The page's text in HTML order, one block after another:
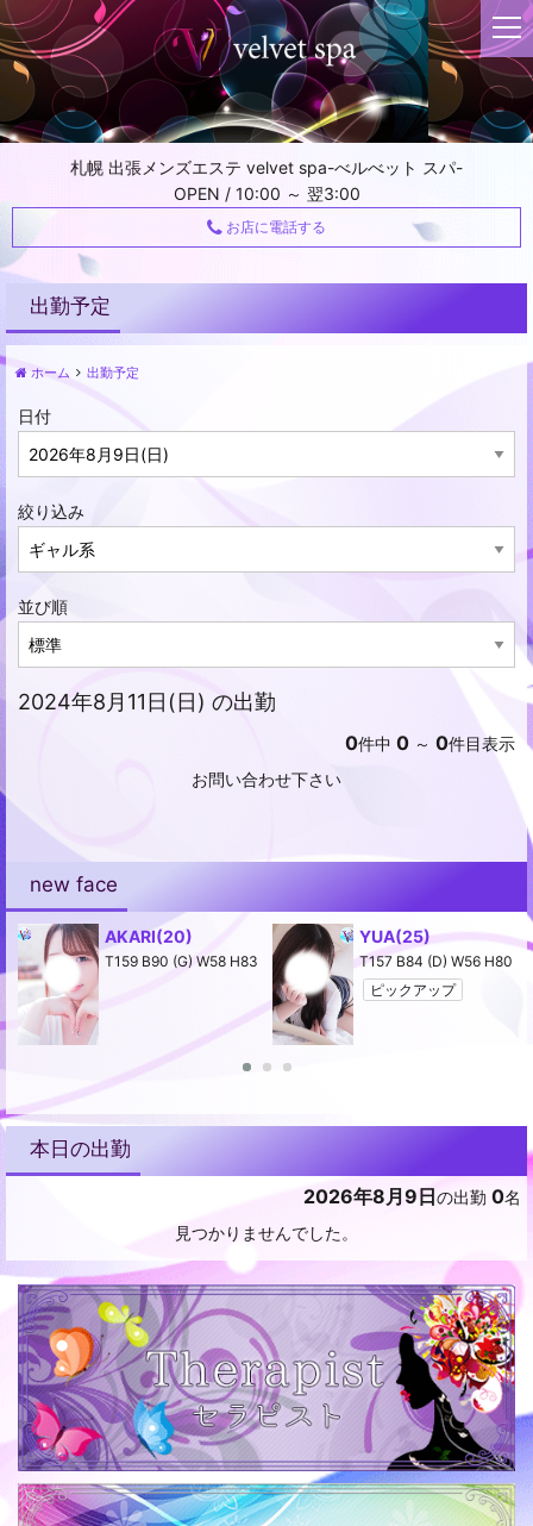
札幌 出張メンズエステ velvet spa-べルべット スパ-
OPEN / 10:00 ～ 翌3:00
お店に電話する
出勤予定
ホーム 出勤予定
日付
絞り込み
並び順
2024年8月11日(日) の出勤
0件中 0 ～ 0件目表示
お問い合わせ下さい
new face
AKARI(20)
T159 B90 (G) W58 H83
YUA(25)
T157 B84 (D) W56 H80
ピックアップ
本日の出勤
2026年8月9日の出勤 0名
見つかりませんでした。
t
o
g
g
l
a
i